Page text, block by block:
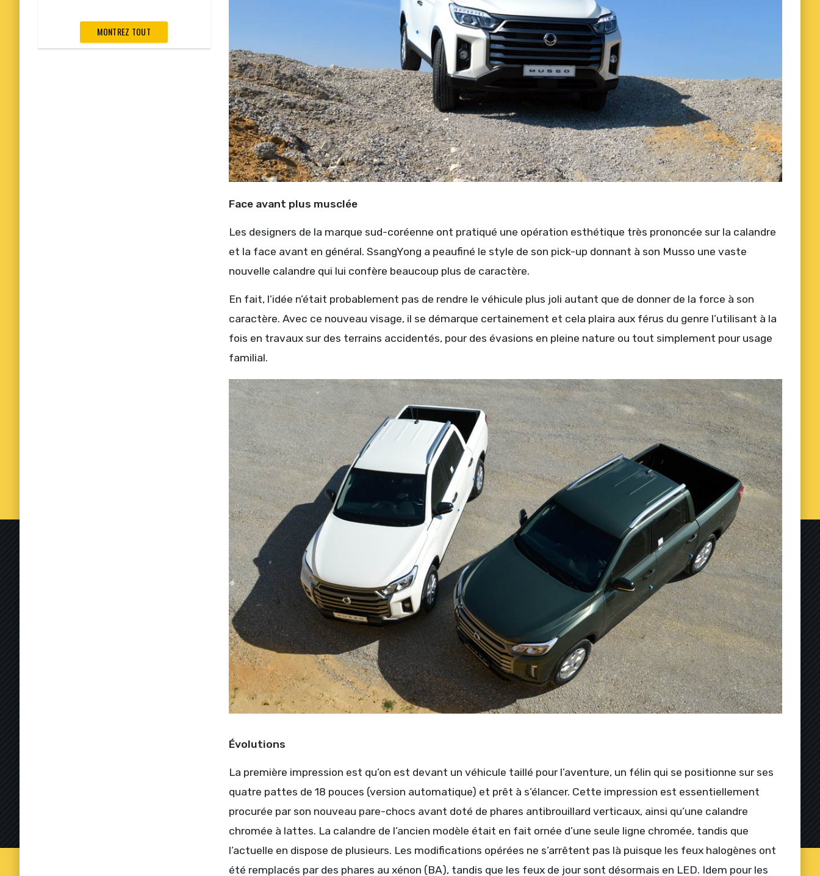
Face avant plus musclée
Les designers de la marque sud-coréenne ont pratiqué une opération esthétique très prononcée sur la calandre
et la face avant en général. SsangYong a peaufiné le style de son pick-up donnant à son Musso une vaste
nouvelle calandre qui lui confère beaucoup plus de caractère.
En fait, l’idée n’était probablement pas de rendre le véhicule plus joli autant que de donner de la force à son
caractère. Avec ce nouveau visage, il se démarque certainement et cela plaira aux férus du genre l’utilisant à la
fois en travaux sur des terrains accidentés, pour des évasions en pleine nature ou tout simplement pour usage
familial.
Évolutions
La première impression est qu’on est devant un véhicule taillé pour l’aventure, un félin qui se positionne sur ses
quatre pattes de 18 pouces (version automatique) et prêt à s’élancer. Cette impression est essentiellement
procurée par son nouveau pare-chocs avant doté de phares antibrouillard verticaux, ainsi qu’une calandre
chromée à lattes. La calandre de l’ancien modèle était en fait ornée d’une seule ligne chromée, tandis que
l’actuelle en dispose de plusieurs. Les modifications opérées ne s’arrêtent pas là puisque les feux halogènes ont
été remplacés par des phares au xénon (BA), tandis que les feux de jour sont désormais en LED. Idem pour les
MONTREZ TOUT